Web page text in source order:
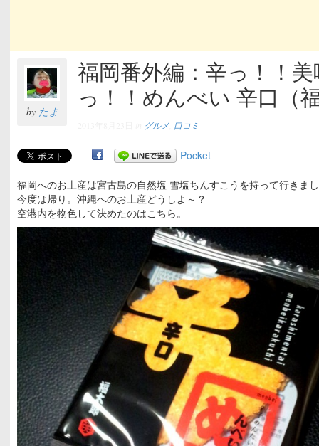
by たま
福岡番外編：辛っ！！
っ！！めんべい 辛口（
グルメ 口コミ
Pocket
福岡へのお土産は宮古島の自然塩 雪塩ちんすこうを持って行きま
今度は帰り。沖縄へのお土産どうしよ～？
空港内を物色して決めたのはこちら。